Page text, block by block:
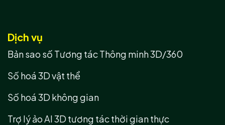
Dịch vụ
Bản sao số Tương tác Thông minh 3D/360
Số hoá 3D vật thể
Số hoá 3D không gian
Trợ lý ảo AI 3D tương tác thời gian thực